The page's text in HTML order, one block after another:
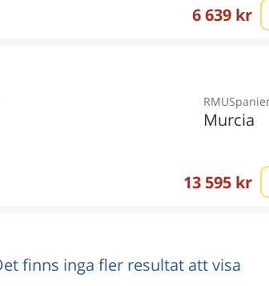
6 639 kr
RMU
Murcia
13 595 kr
finns inga fler resultat att visa